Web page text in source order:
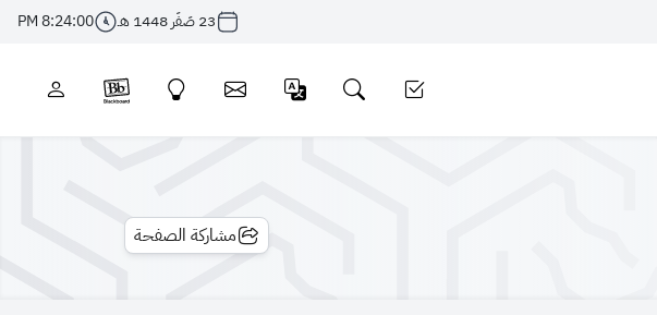
23 صَفَر 1448 هـ 8:24:00 PM
مشاركة الصفحة